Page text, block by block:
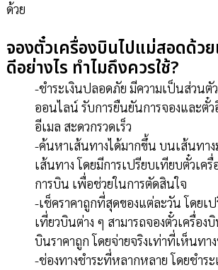
ด้วย
จองตั๋วเครื่องบินไปแม่สอดด้ว
ดีอย่างไร ทำไมถึงควรใช้?
-ชำระเงินปลอดภัย มีความเป็นส่วนตั
ออนไลน์ รับการยืนยันการจองและตั๋
อีเมล สะดวกรวดเร็ว
-ค้นหาเส้นทางได้มากขึ้น บนเส้นทาง
เส้นทาง โดยมีการเปรียบเทียบตั๋วเค
การบิน เพื่อช่วยในการตัดสินใจ
-เช็คราคาถูกที่สุดของแต่ละวัน โดยเ
เที่ยวบินต่าง ๆ สามารถจองตั๋วเครื่อง
บินราคาถูก โดยจ่ายจริงเท่าที่เห็นท
-ช่องทางชำระที่หลากหลาย โดยชำระ